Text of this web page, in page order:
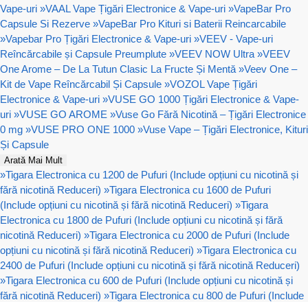
Vape-uri »VAAL Vape Țigări Electronice & Vape-uri »VapeBar Pro
Capsule Si Rezerve »VapeBar Pro Kituri si Baterii Reincarcabile
»Vapebar Pro Țigări Electronice & Vape-uri »VEEV - Vape-uri
Reîncărcabile și Capsule Preumplute »VEEV NOW Ultra »VEEV
One Arome – De La Tutun Clasic La Fructe Și Mentă »Veev One –
Kit de Vape Reîncărcabil Și Capsule »VOZOL Vape Țigări
Electronice & Vape-uri »VUSE GO 1000 Țigări Electronice & Vape-
uri »VUSE GO AROME »Vuse Go Fără Nicotină – Țigări Electronice
0 mg »VUSE PRO ONE 1000 »Vuse Vape – Țigări Electronice, Kituri
Și Capsule
Arată Mai Mult
»Tigara Electronica cu 1200 de Pufuri (Include opțiuni cu nicotină și
fără nicotină Reduceri) »Tigara Electronica cu 1600 de Pufuri
(Include opțiuni cu nicotină și fără nicotină Reduceri) »Tigara
Electronica cu 1800 de Pufuri (Include opțiuni cu nicotină și fără
nicotină Reduceri) »Tigara Electronica cu 2000 de Pufuri (Include
opțiuni cu nicotină și fără nicotină Reduceri) »Tigara Electronica cu
2400 de Pufuri (Include opțiuni cu nicotină și fără nicotină Reduceri)
»Tigara Electronica cu 600 de Pufuri (Include opțiuni cu nicotină și
fără nicotină Reduceri) »Tigara Electronica cu 800 de Pufuri (Include